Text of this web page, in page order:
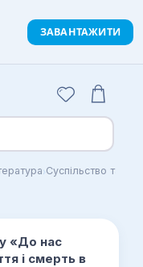
›Суспільство та
«До нас
і смерть в
ЗАВАНТАЖИТИ